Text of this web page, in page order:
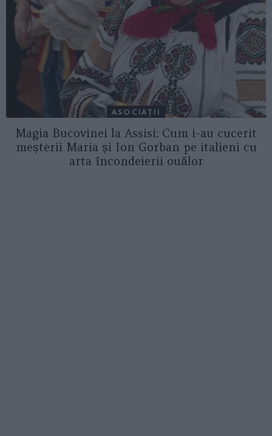
ASOCIAŢII
Magia Bucovinei la Assisi: Cum i-au cucerit
meșterii Maria și Ion Gorban pe italieni cu
arta încondeierii ouălor